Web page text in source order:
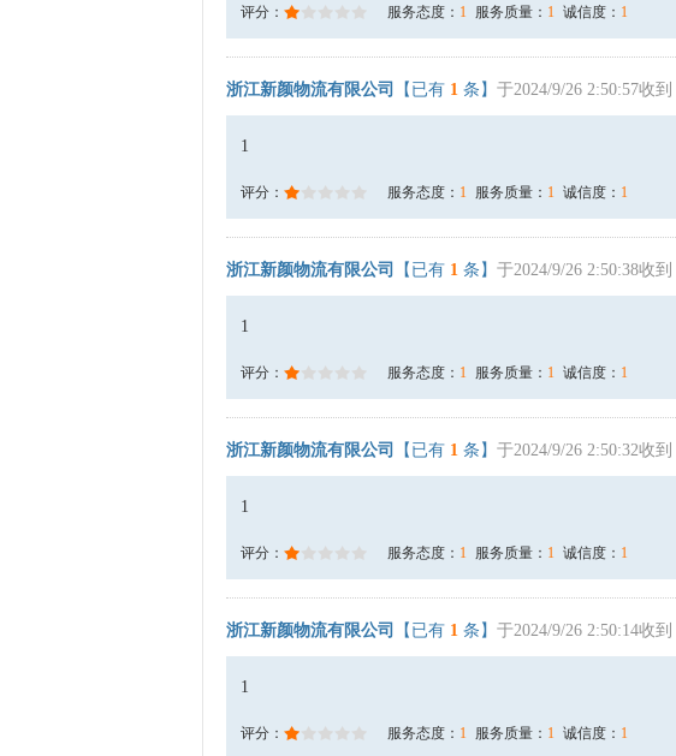
评分： 服务态度： 1 服务质量： 1 诚信度： 1
浙江新颜物流有限公司 【已有 1 条】 于2024/9/26 2:50:57收到
1
评分： 服务态度： 1 服务质量： 1 诚信度： 1
浙江新颜物流有限公司 【已有 1 条】 于2024/9/26 2:50:38收到
1
评分： 服务态度： 1 服务质量： 1 诚信度： 1
浙江新颜物流有限公司 【已有 1 条】 于2024/9/26 2:50:32收到
1
评分： 服务态度： 1 服务质量： 1 诚信度： 1
浙江新颜物流有限公司 【已有 1 条】 于2024/9/26 2:50:14收到
1
评分： 服务态度： 1 服务质量： 1 诚信度： 1